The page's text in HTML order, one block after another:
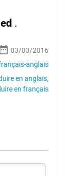
.
03/03/2016
anglais
en anglais,
en français